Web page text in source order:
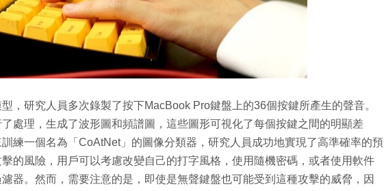
，研究人員多次錄製了按下MacBook Pro鍵盤上的36個按鍵所產生的聲音。
處理，生成了波形圖和頻譜圖，這些圖形可視化了每個按鍵之間的明顯差
練一個名為「CoAtNet」的圖像分類器，研究人員成功地實現了高準確率的預
的風險，用戶可以考慮改變自己的打字風格，使用隨機密碼，或者使用軟件
器。然而，需要注意的是，即使是無聲鍵盤也可能受到這種攻擊的威脅，因